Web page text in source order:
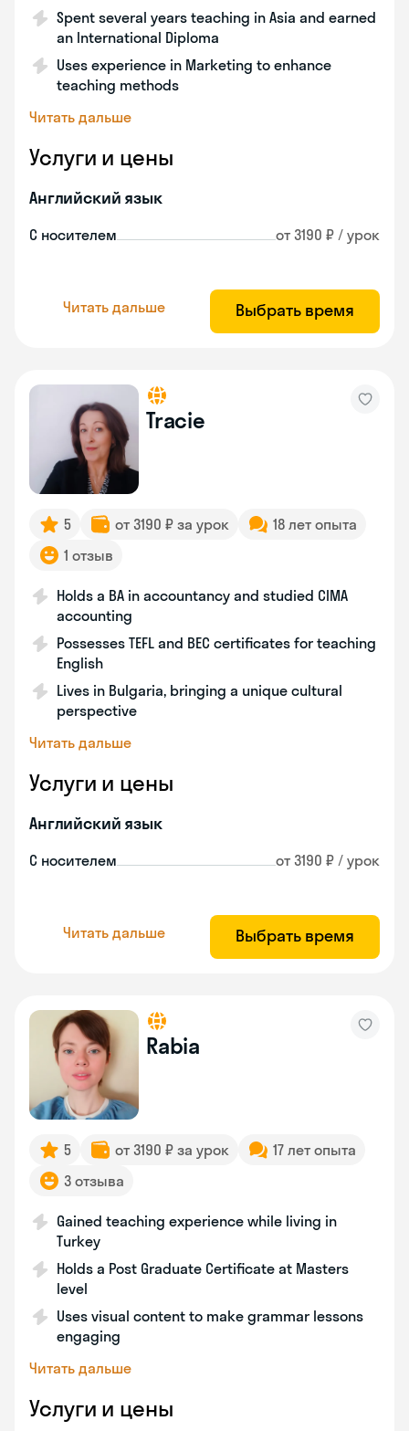
Spent several years teaching in Asia and earned
an International Diploma
Uses experience in Marketing to enhance
teaching methods
Читать дальше
Услуги и цены
Английский язык
С носителем от 3190 ₽ / урок
Читать дальше Выбрать время
Tracie
5 от 3190 ₽ за урок
18 лет опыта
1 отзыв
Holds a BA in accountancy and studied CIMA
accounting
Possesses TEFL and BEC certificates for teaching
English
Lives in Bulgaria, bringing a unique cultural
perspective
Читать дальше
Услуги и цены
Английский язык
С носителем от 3190 ₽ / урок
Читать дальше Выбрать время
Rabia
5 от 3190 ₽ за урок
17 лет опыта
3 отзыва
Gained teaching experience while living in
Turkey
Holds a Post Graduate Certificate at Masters
level
Uses visual content to make grammar lessons
engaging
Читать дальше
Услуги и цены